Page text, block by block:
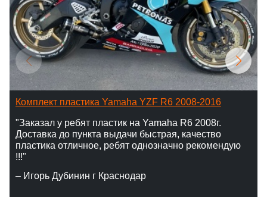
Комплект пластика Yamaha YZF R6 2008-2016
"Заказал у ребят пластик на Yamaha R6 2008г.
Доставка до пункта выдачи быстрая, качество
пластика отличное, ребят однозначно рекомендую
!!!"
– Игорь Дубинин г Краснодар